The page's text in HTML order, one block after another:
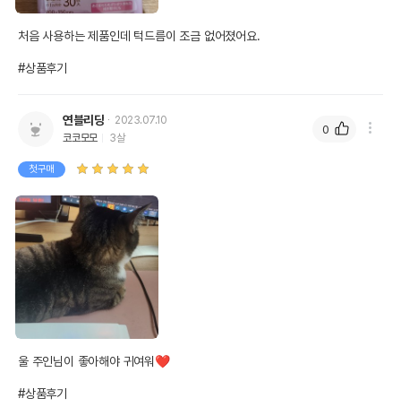
처음 사용하는 제품인데 턱드름이 조금 없어졌어요.
#상품후기
연블리당
2023.07.10
코코모모
3살
첫구매
울 주인님이 좋아해야 귀여워❤️
#상품후기
0